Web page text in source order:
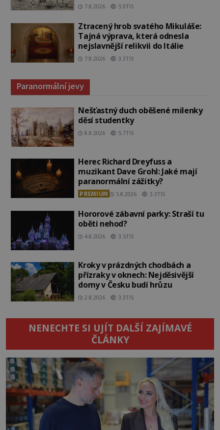
7.8.2026 5.9TIS
Ztracený hrob svatého Mikuláše:
Tajná výprava, která odnesla
nejslavnější relikvii do Itálie
7.8.2026 3.3TIS
Paranormální jevy
Nešťastný duch oběšené milenky
děsí studentky
8.8.2026 5.7TIS
Herec Richard Dreyfuss a
muzikant Dave Grohl: Jaké mají
paranormální zážitky?
PREMIUM 5.8.2026 3.3TIS
Hororové zábavní parky: Straší tu
oběti nehod?
4.8.2026 3.5TIS
Kroky v prázdných chodbách a
přízraky v oknech: Nejděsivější
domy v Česku budí hrůzu
2.8.2026 3.3TIS
NENECHTE SI UJÍT DALŠÍ ZAJÍMAVÉ
ČLÁNKY